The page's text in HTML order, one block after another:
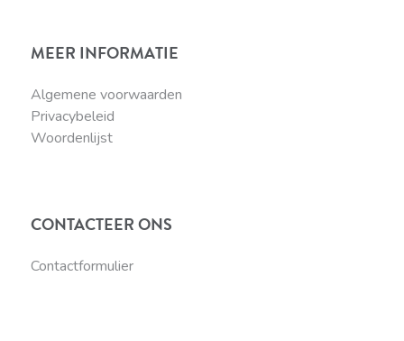
MEER INFORMATIE
Algemene voorwaarden
Privacybeleid
Woordenlijst
CONTACTEER ONS
Contactformulier